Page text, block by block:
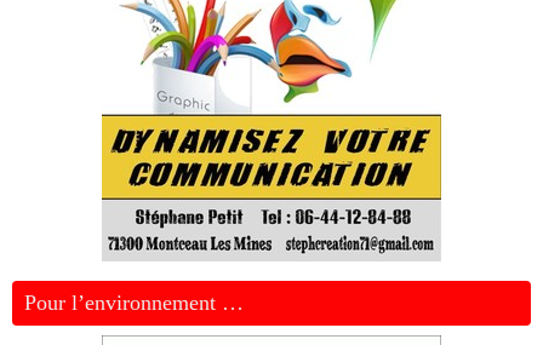
Pour l’environnement …